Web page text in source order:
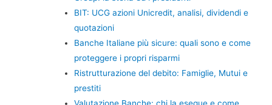
BIT: UCG azioni Unicredit, analisi, dividendi e
quotazioni
Banche Italiane più sicure: quali sono e come
proteggere i propri risparmi
Ristrutturazione del debito: Famiglie, Mutui e
prestiti